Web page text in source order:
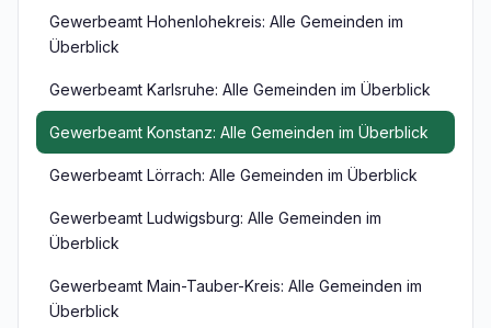
Gewerbeamt Hohenlohekreis: Alle Gemeinden im
Überblick
Gewerbeamt Karlsruhe: Alle Gemeinden im Überblick
Gewerbeamt Konstanz: Alle Gemeinden im Überblick
Gewerbeamt Lörrach: Alle Gemeinden im Überblick
Gewerbeamt Ludwigsburg: Alle Gemeinden im
Überblick
Gewerbeamt Main-Tauber-Kreis: Alle Gemeinden im
Überblick